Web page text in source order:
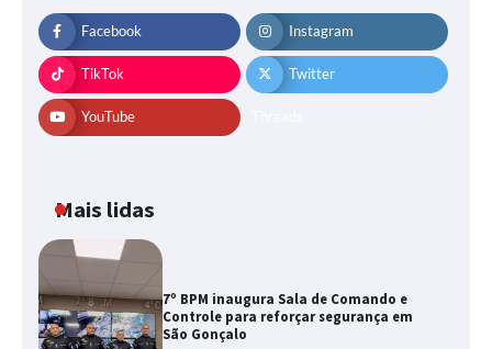
Facebook Instagram
TikTok Twitter
YouTube
Mais lidas
7º BPM inaugura Sala de Comando e
Controle para reforçar segurança em
São Gonçalo